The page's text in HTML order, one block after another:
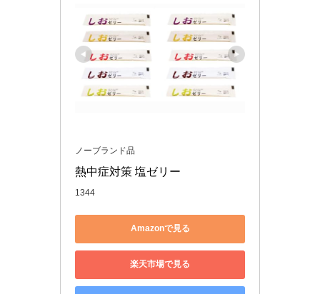
ノーブランド品
熱中症対策 塩ゼリー
1344
Amazonで見る
楽天市場で見る